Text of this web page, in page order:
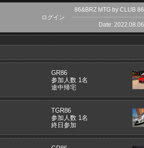
ログイン
86&BRZ MTG by CLUB 86
Date: 2022.08.06
GR86
参加人数 1名
途中帰宅
TGR86
参加人数 1名
終日参加